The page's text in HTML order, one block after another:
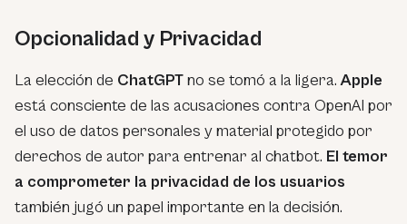
Opcionalidad y Privacidad
La elección de ChatGPTno se tomó a la ligera.Apple
está consciente de las acusaciones contra OpenAI por
el uso de datos personales y material protegido por
derechos de autor para entrenar al chatbot. El temor
a comprometer la privacidad de los usuarios
también jugó un papel importante en la decisión.